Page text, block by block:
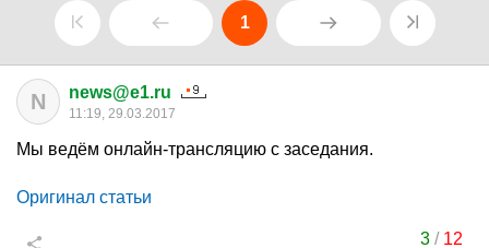
1
N news@e1.ru
11:19, 29.03.2017
Мы ведём онлайн-трансляцию с заседания.
Оригинал статьи
3 / 12